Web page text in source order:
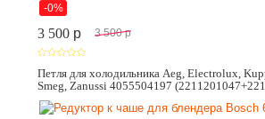
-0%
3 500 p 3 500 p
Петля для холодильника Aeg, Electrolux,
Smeg, Zanussi 4055504197